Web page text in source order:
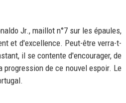
Jr., maillot n°7 sur les épaules,
et d'excellence. Peut-être verra-t-
il se contente d'encourager, de
de ce nouvel espoir. Le